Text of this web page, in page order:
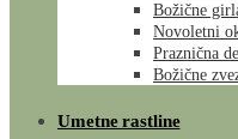
Božične
Novoletni
Praznična
Božične
Umetne rastline